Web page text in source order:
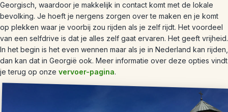
Georgisch, waardoor je makkelijk in contact komt met de lokale
bevolking. Je hoeft je nergens zorgen over te maken en je komt
op plekken waar je voorbij zou rijden als je zelf rijdt. Het voordeel
van een selfdrive is dat je alles zelf gaat ervaren. Het geeft vrijheid.
In het begin is het even wennen maar als je in Nederland kan rijden,
dan kan dat in Georgië ook. Meer informatie over deze opties vindt
je terug op onze vervoer-pagina.